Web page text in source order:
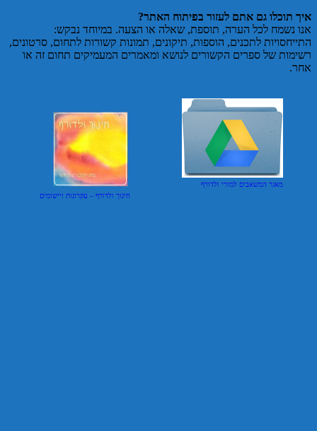
איך תוכלו גם אתם לעזור בפיתוח האתר?
אנו נשמח לכל הערה, תוספת, שאלה או הצעה. במיוחד נבקש:
התייחסויות לתכנים, הוספות, תיקונים, תמונות קשורות לתחום, סרטונים,
רשימות של ספרים הקשורים לנושא ומאמרים המעמיקים תחום זה או
אחר.
חינוך ולדורף – עקרונות ויישומים
מאגר המשאבים למורי ולדורף